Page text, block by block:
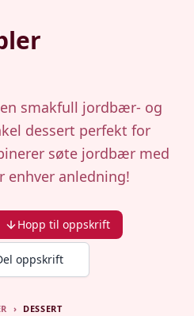
smakfull jordbær- og
dessert perfekt for
søte jordbær med
enhver anledning!
Hopp til oppskrift
oppskrift
› DESSERT